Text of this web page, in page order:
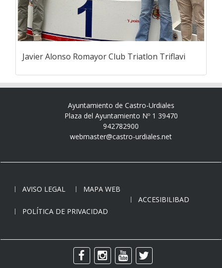
Javier Alonso Romayor Club Triatlon Triflavi
Ayuntamiento de Castro-Urdiales
Plaza del Ayuntamiento Nº 1 39470
942782900
webmaster@castro-urdiales.net
AVISO LEGAL
MAPA WEB
ACCESIBILIBAD
POLÍTICA DE PRIVACIDAD